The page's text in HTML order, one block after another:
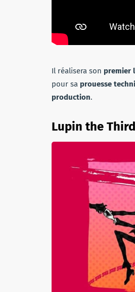
Il réalisera son premier
pour sa prouesse
production.
Lupin the Third